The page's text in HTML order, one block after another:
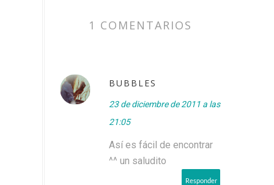
1 COMENTARIOS
BUBBLES
23 de diciembre de 2011 a las
21:05
Así es fácil de encontrar
^^ un saludito
Responder